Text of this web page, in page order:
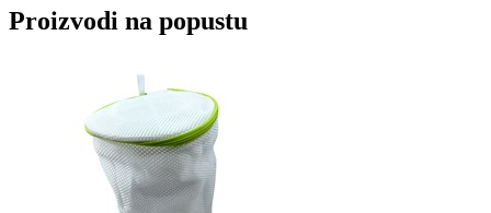
Proizvodi na popustu